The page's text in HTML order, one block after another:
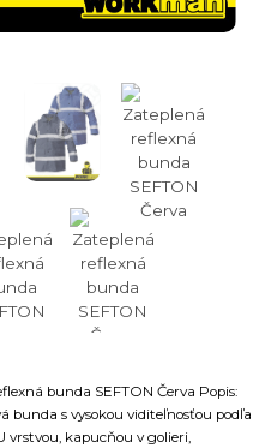
bunda SEFTON Červa Popis:
bunda s vysokou viditeľnosťou podľa
vrstvou, kapucňou v golieri,